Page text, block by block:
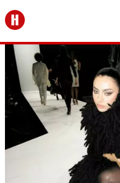
Перейти на главную